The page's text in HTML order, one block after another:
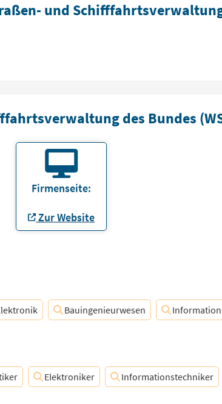
und Schifffahrtsverwaltung
des Bundes
Firmenseite:
Zur Website
Bauingenieurwesen
Elektroniker Informationstechniker